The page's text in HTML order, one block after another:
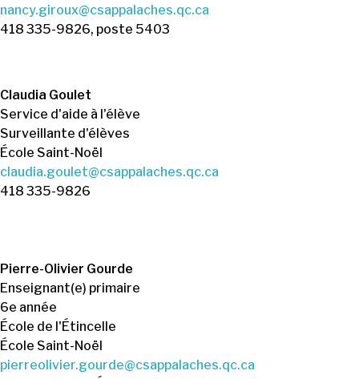
nancy.giroux@csappalaches.qc.ca
418 335-9826, poste 5403
Claudia Goulet
Service d'aide à l'élève
Surveillante d'élèves
École Saint-Noël
claudia.goulet@csappalaches.qc.ca
418 335-9826
Pierre-Olivier Gourde
Enseignant(e) primaire
6e année
École de l'Étincelle
École Saint-Noël
pierreolivier.gourde@csappalaches.qc.ca